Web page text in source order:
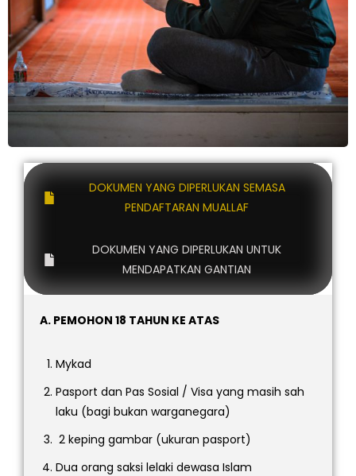
DOKUMEN YANG DIPERLUKAN SEMASA
PENDAFTARAN MUALLAF
DOKUMEN YANG DIPERLUKAN UNTUK
MENDAPATKAN GANTIAN
A. PEMOHON 18 TAHUN KE ATAS
Mykad
Pasport dan Pas Sosial / Visa yang masih sah
laku (bagi bukan warganegara)
2 keping gambar (ukuran pasport)
Dua orang saksi lelaki dewasa Islam